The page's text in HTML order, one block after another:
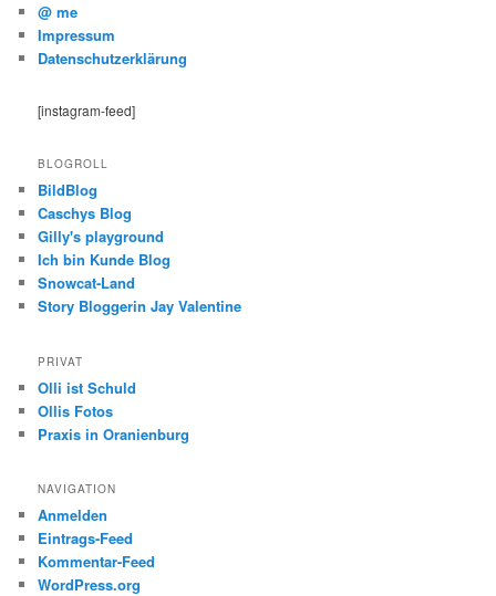
@ me
Impressum
Datenschutzerklärung
[instagram-feed]
BLOGROLL
BildBlog
Caschys Blog
Gilly's playground
Ich bin Kunde Blog
Snowcat-Land
Story Bloggerin Jay Valentine
PRIVAT
Olli ist Schuld
Ollis Fotos
Praxis in Oranienburg
NAVIGATION
Anmelden
Eintrags-Feed
Kommentar-Feed
WordPress.org